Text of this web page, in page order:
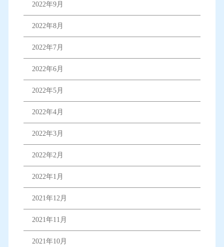
2022年9月
2022年8月
2022年7月
2022年6月
2022年5月
2022年4月
2022年3月
2022年2月
2022年1月
2021年12月
2021年11月
2021年10月